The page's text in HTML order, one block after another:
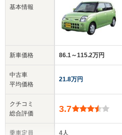
基本情報
新車価格
中古車
平均価格
クチコミ
総合評価
乗車定員
86.1～115.2万円
21.8万円
3.7
4人